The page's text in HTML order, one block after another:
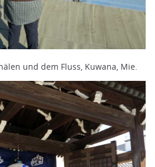
und dem Fluss, Kuwana, Mie.